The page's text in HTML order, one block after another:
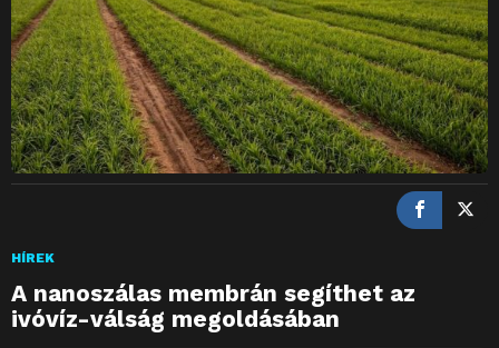
HÍREK
A nanoszálas membrán segíthet az
ivóvíz-válság megoldásában